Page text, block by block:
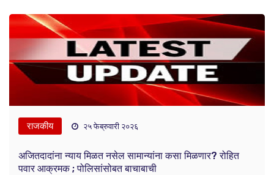
राजकीय २५ फेब्रुवारी २०२६
अजितदादांना न्याय मिळत नसेल सामान्यांना कसा मिळणार? रोहित
पवार आक्रमक ; पोलिसांसोबत बाचाबाची